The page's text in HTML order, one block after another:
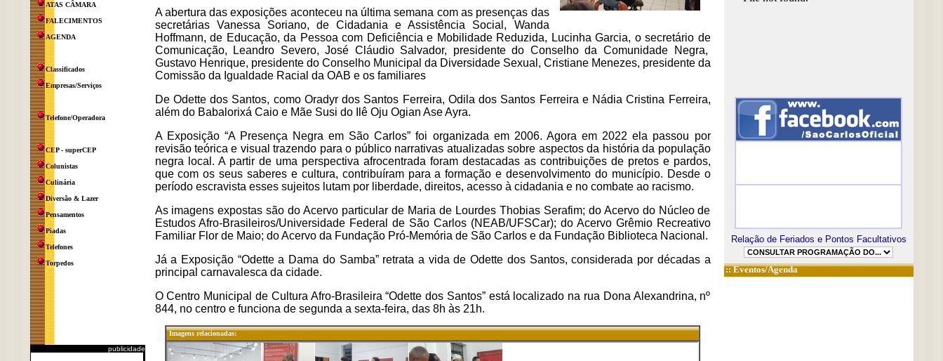
ATAS CÂMARA
FALECIMENTOS
AGENDA
Classificados
Empresas/Serviços
Telefone/Operadora
CEP - superCEP
Colunistas
Culinária
Diversão & Lazer
Pensamentos
Piadas
Telefones
Torpedos
publicidade
A abertura das exposições aconteceu na última semana com as presenças das
secretárias Vanessa Soriano, de Cidadania e Assistência Social, Wanda
Hoffmann, de Educação, da Pessoa com Deficiência e Mobilidade Reduzida, Lucinha Garcia, o secretário de
Comunicação, Leandro Severo, José Cláudio Salvador, presidente do Conselho da Comunidade Negra,
Gustavo Henrique, presidente do Conselho Municipal da Diversidade Sexual, Cristiane Menezes, presidente da
Comissão da Igualdade Racial da OAB e os familiares
De Odette dos Santos, como Oradyr dos Santos Ferreira, Odila dos Santos Ferreira e Nádia Cristina Ferreira,
além do Babalorixá Caio e Mãe Susi do Ilê Oju Ogian Ase Ayra.
A Exposição “A Presença Negra em São Carlos” foi organizada em 2006. Agora em 2022 ela passou por
revisão teórica e visual trazendo para o público narrativas atualizadas sobre aspectos da história da população
negra local. A partir de uma perspectiva afrocentrada foram destacadas as contribuições de pretos e pardos,
que com os seus saberes e cultura, contribuíram para a formação e desenvolvimento do município. Desde o
período escravista esses sujeitos lutam por liberdade, direitos, acesso à cidadania e no combate ao racismo.
As imagens expostas são do Acervo particular de Maria de Lourdes Thobias Serafim; do Acervo do Núcleo de
Estudos Afro-Brasileiros/Universidade Federal de São Carlos (NEAB/UFSCar); do Acervo Grêmio Recreativo
Familiar Flor de Maio; do Acervo da Fundação Pró-Memória de São Carlos e da Fundação Biblioteca Nacional.
Já a Exposição “Odette a Dama do Samba” retrata a vida de Odette dos Santos, considerada por décadas a
principal carnavalesca da cidade.
O Centro Municipal de Cultura Afro-Brasileira “Odette dos Santos” está localizado na rua Dona Alexandrina, nº
844, no centro e funciona de segunda a sexta-feira, das 8h às 21h.
Imagens relacionadas:
Relação de Feriados e Pontos Facultativos
::Eventos/Agenda